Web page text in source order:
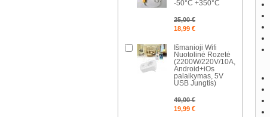
-50°C +350°C
25,00 €
18,99 €
Išmanioji Wifi
Nuotolinė Rozetė
(2200W/220V/10A,
Android+iOs
palaikymas, 5V
USB Jungtis)
49,00 €
19,99 €